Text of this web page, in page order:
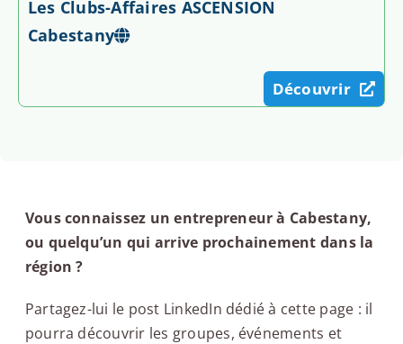
Les Clubs-Affaires ASCENSION
Cabestany
Découvrir
Vous connaissez un entrepreneur à Cabestany,
ou quelqu’un qui arrive prochainement dans la
région ?
Partagez-lui le post LinkedIn dédié à cette page : il
pourra découvrir les groupes, événements et